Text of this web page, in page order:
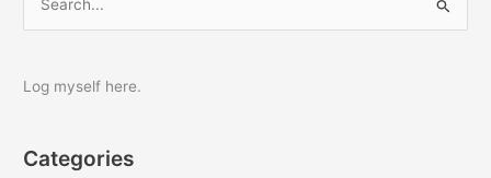
r
f
Log myself here.
Categories